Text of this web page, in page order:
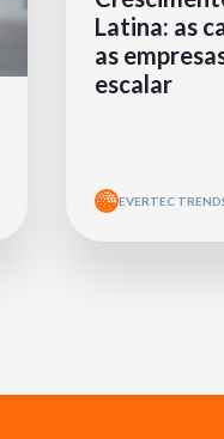
Latina: as
as
escalar
EVERTEC